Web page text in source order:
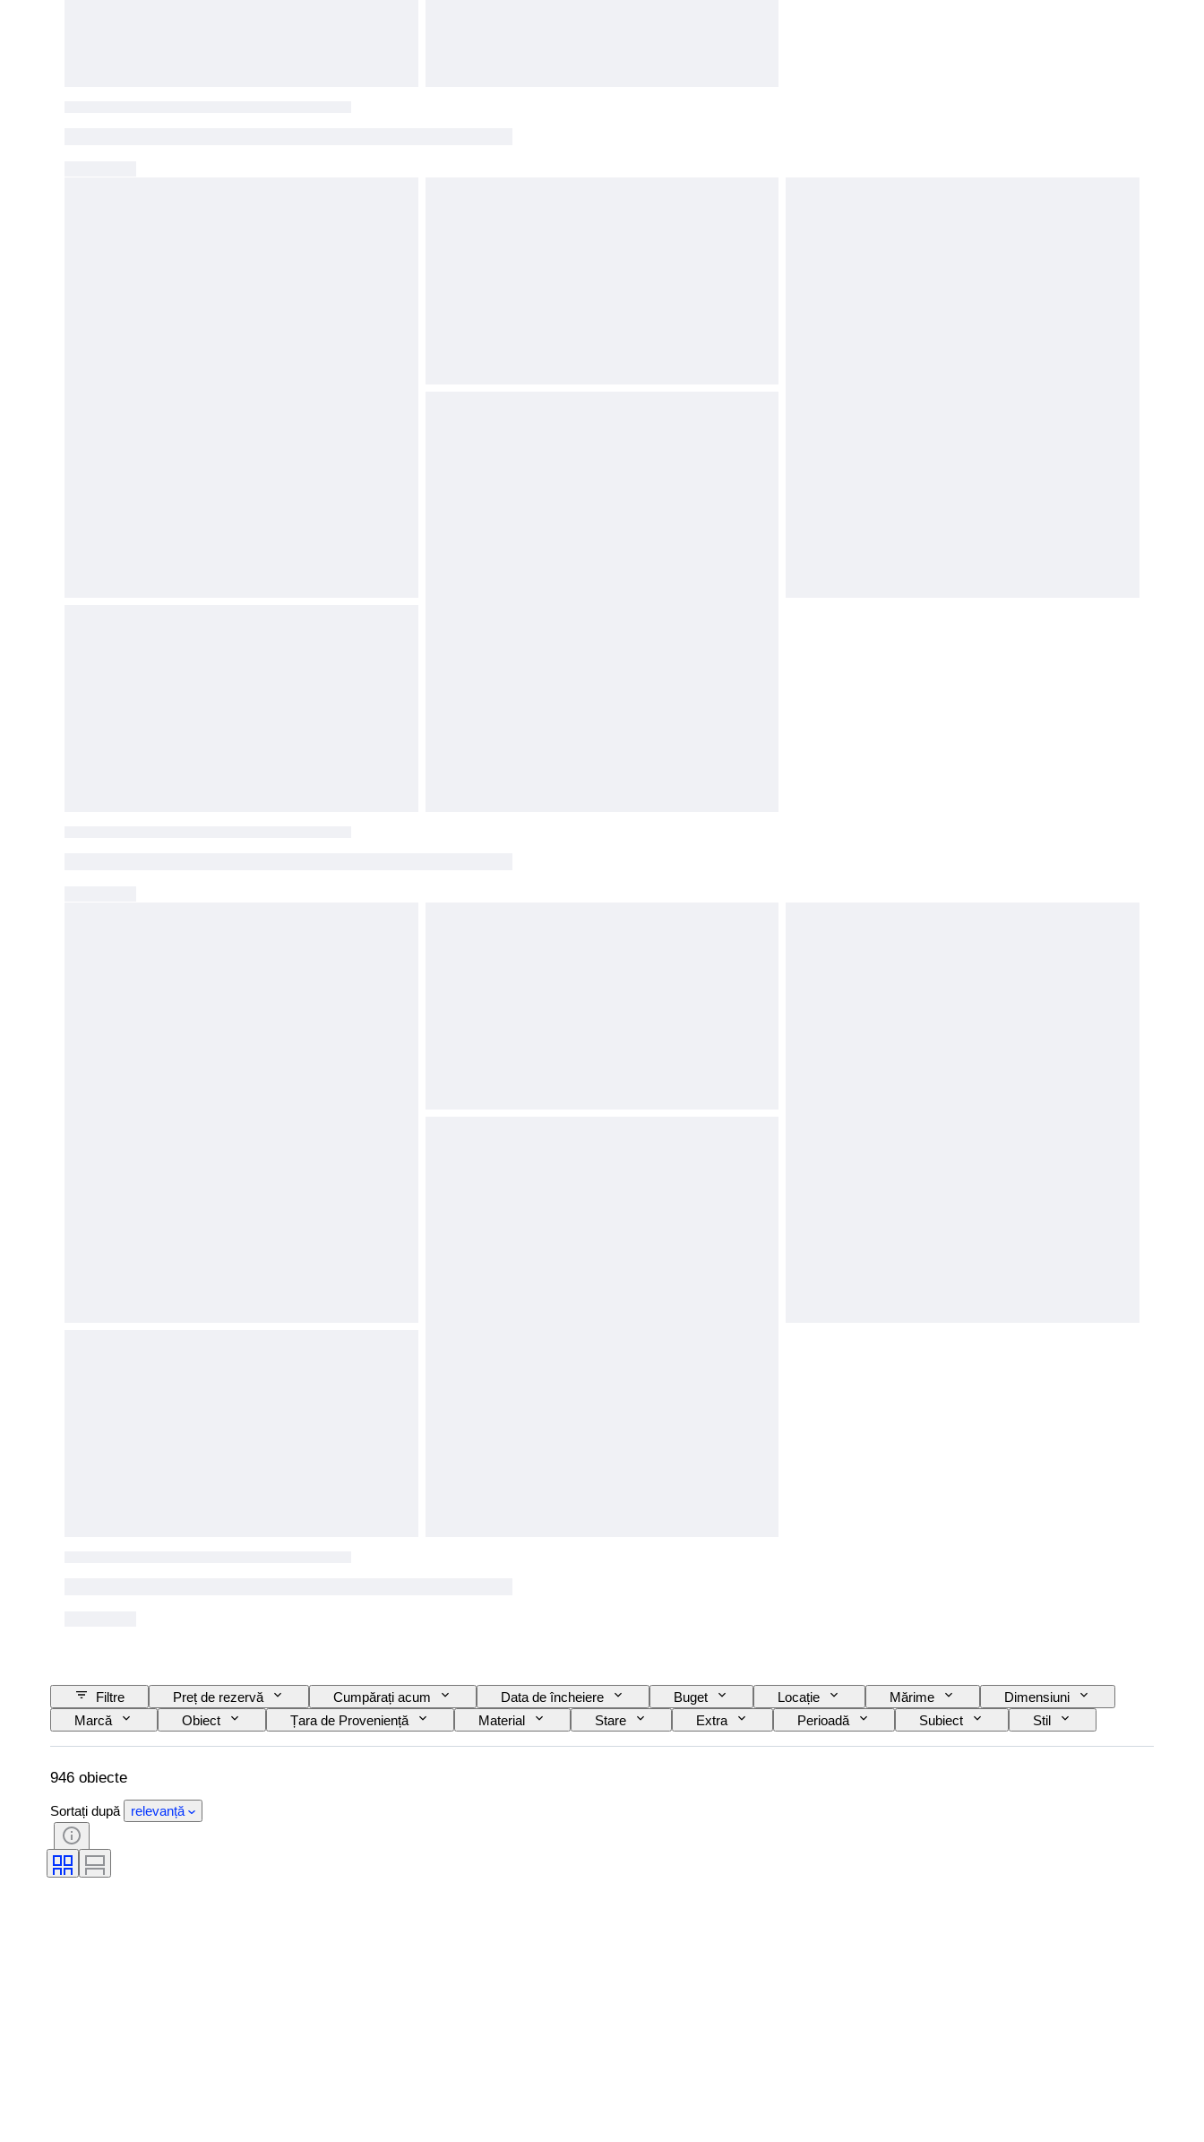
Filtre Preț de rezervă Cumpărați acum Data de încheiere Buget Locație Mărime
Dimensiuni
Marcă
Obiect Țara de Proveniență Material Stare Extra Perioadă Subiect
Stil
Semnătură
Ediție Culoare Mișcarea ceasului Power Reserve Striking
Testat și funcțional
946 obiecte
Sortați după relevanță